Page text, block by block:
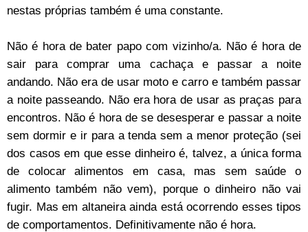
nestas próprias também é uma constante.
Não é hora de bater papo com vizinho/a. Não é hora de
sair para comprar uma cachaça e passar a noite
andando. Não era de usar moto e carro e também passar
a noite passeando. Não era hora de usar as praças para
encontros. Não é hora de se desesperar e passar a noite
sem dormir e ir para a tenda sem a menor proteção (sei
dos casos em que esse dinheiro é, talvez, a única forma
de colocar alimentos em casa, mas sem saúde o
alimento também não vem), porque o dinheiro não vai
fugir. Mas em altaneira ainda está ocorrendo esses tipos
de comportamentos. Definitivamente não é hora.